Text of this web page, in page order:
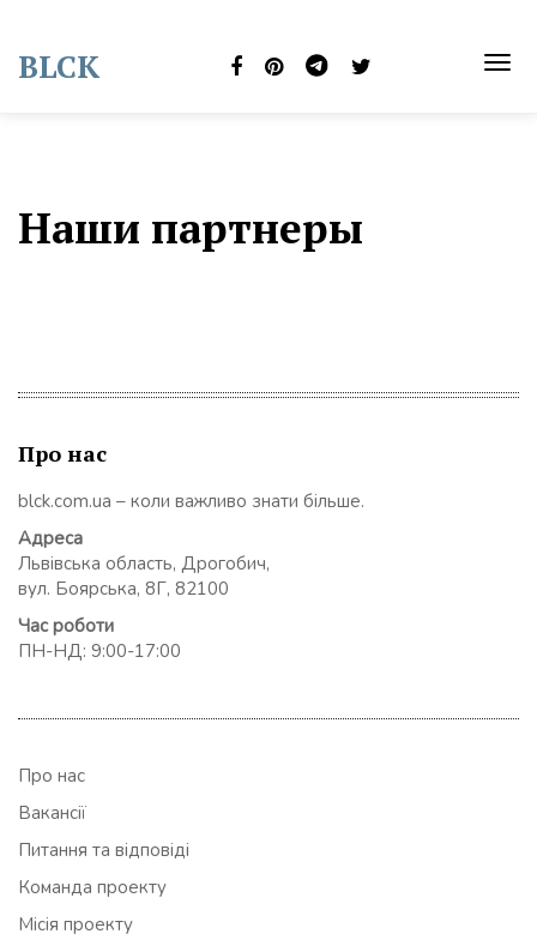
content
BLCK
Наши партнеры
Про нас
blck.com.ua – коли важливо знати більше.
Адреса
Львівська область, Дрогобич,
вул. Боярська, 8Г, 82100
Час роботи
ПН-НД: 9:00-17:00
Про нас
Вакансії
Питання та відповіді
Команда проекту
Місія проекту